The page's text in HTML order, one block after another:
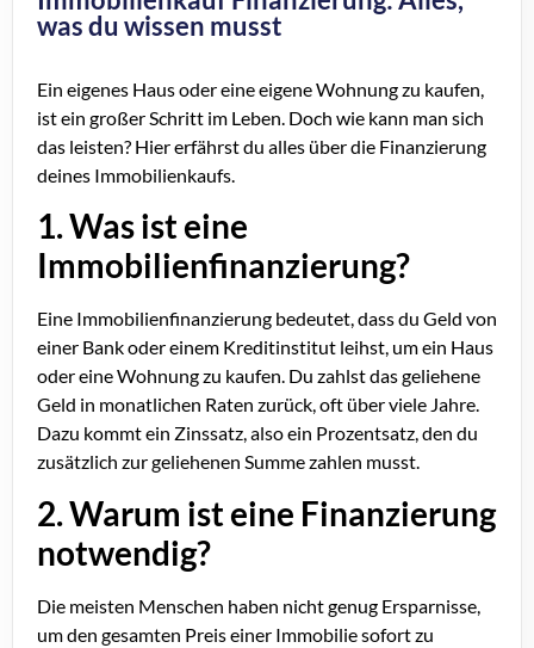
was du wissen musst
Ein eigenes Haus oder eine eigene Wohnung zu kaufen,
ist ein großer Schritt im Leben. Doch wie kann man sich
das leisten? Hier erfährst du alles über die Finanzierung
deines Immobilienkaufs.
1. Was ist eine
Immobilienfinanzierung?
Eine Immobilienfinanzierung bedeutet, dass du Geld von
einer Bank oder einem Kreditinstitut leihst, um ein Haus
oder eine Wohnung zu kaufen. Du zahlst das geliehene
Geld in monatlichen Raten zurück, oft über viele Jahre.
Dazu kommt ein Zinssatz, also ein Prozentsatz, den du
zusätzlich zur geliehenen Summe zahlen musst.
2. Warum ist eine Finanzierung
notwendig?
Die meisten Menschen haben nicht genug Ersparnisse,
um den gesamten Preis einer Immobilie sofort zu